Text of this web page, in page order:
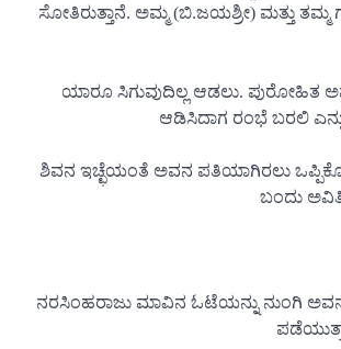
ಸೋತಿರುತ್ತಾನೆ. ಅಮ್ಮ (ಬಿ.ಜಯಶ್ರೀ) ಮತ್ತು
ಯಾರೂ ಸಿಗುವುದಿಲ್ಲ ಆಡಲು. ಪುರೋಹಿತ
ಆಡಿಸಿದಾಗ ರಂಭೆ ಬರಲಿ
ಶಿವನ ಇಚ್ಛೆಯಂತೆ ಅವನ ಪತಿಯಾಗಿರಲು
ಬಂದು
ನರಸಿಂಹರಾಜು ಮಾವಿನ ಓಟೆಯನ್ನು ನುಂಗಿ